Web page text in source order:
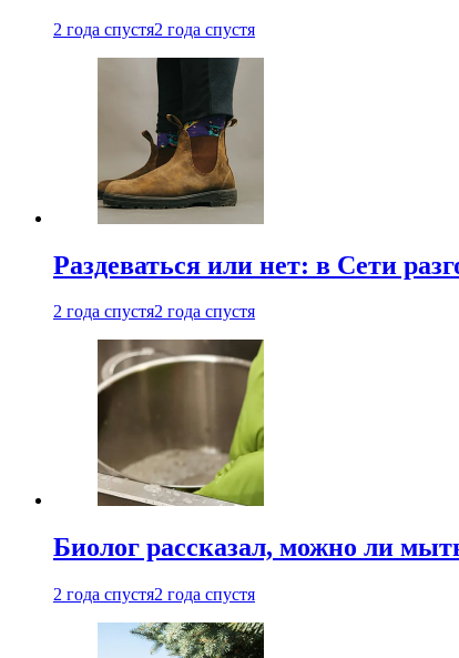
2 года спустя2 года спустя
Раздеваться или нет: в Сети
2 года спустя2 года спустя
Биолог рассказал, можно ли
2 года спустя2 года спустя